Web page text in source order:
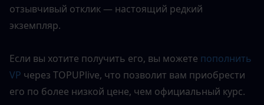
отзывчивый отклик — настоящий редкий
экземпляр.
Если вы хотите получить его, вы можете пополнить
VP через TOPUPlive, что позволит вам приобрести
его по более низкой цене, чем официальный курс.